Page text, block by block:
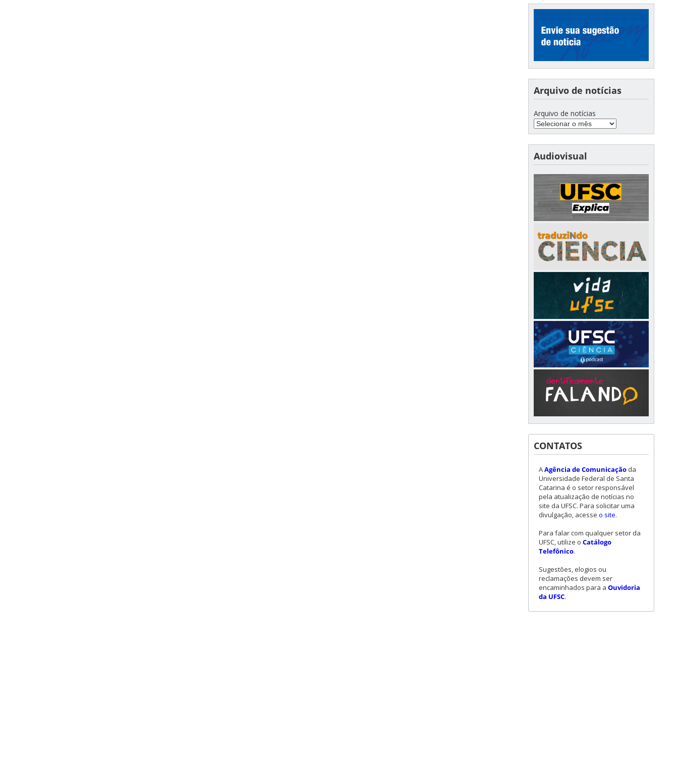
Arquivo de notícias
Arquivo de notícias
Audiovisual
CONTATOS
AAgência de Comunicação da
Universidade Federal de Santa
Catarina é o setor responsável
pela atualização de notícias no
site da UFSC. Para solicitar uma
divulgação, acesse o site.
Para falar com qualquer setor da
UFSC, utilize o Catálogo
Telefônico.
Sugestões, elogios ou
reclamações devem ser
encaminhados para a Ouvidoria
da UFSC.